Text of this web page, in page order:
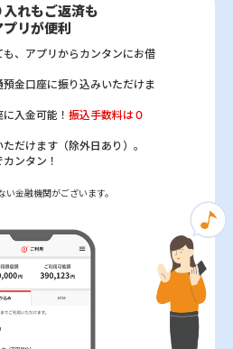
入れもご返済も
プリが便利
も、アプリからカンタンにお借
預金口座に振り込みいただけま
入金可能！ 振込手数料は０
だけます（除外日あり）。
ンタン！
金融機関がございます。